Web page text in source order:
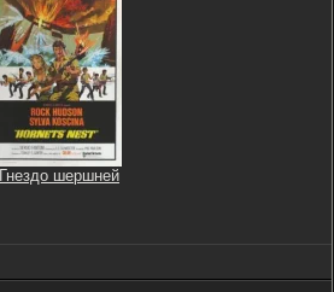
Гнездо шершней